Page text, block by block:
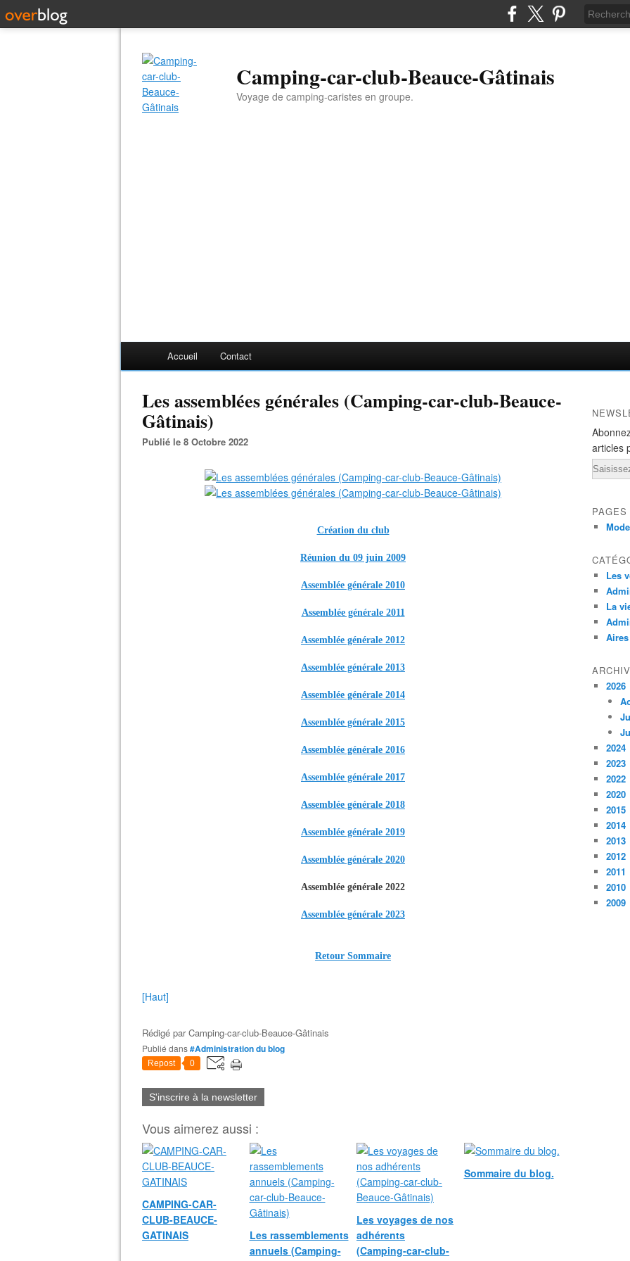
Camping-car-club-Beauce-Gâtinais
Voyage de camping-caristes en groupe.
Accueil Contact
Les assemblées générales (Camping-car-club-Beauce-
Gâtinais)
Publié le 8 Octobre 2022
Création du club
Réunion du 09 juin 2009
Assemblée générale 2010
Assemblée générale 2011
Assemblée générale 2012
Assemblée générale 2013
Assemblée générale 2014
Assemblée générale 2015
Assemblée générale 2016
Assemblée générale 2017
Assemblée générale 2018
Assemblée générale 2019
Assemblée générale 2020
Assemblée générale 2022
Assemblée générale 2023
Retour Sommaire
[Haut]
Rédigé parCamping-car-club-Beauce-Gâtinais
Publié dans#Administration du blog
Repost 0
S'inscrire à la newsletter
Vous aimerez aussi :
CAMPING-CAR-
CLUB-BEAUCE-
GATINAIS
Les rassemblements
annuels (Camping-
Les voyages de nos
adhérents
(Camping-car-club-
Sommaire du blog.
articles
Email
PAGES
Les
La
2026
2024
2023
2022
2020
2015
2014
2013
2012
2011
2010
2009